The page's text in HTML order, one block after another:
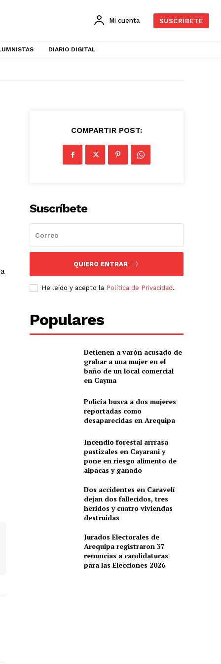
Mi cuenta SUSCRIBETE
DIARIO DIGITAL
COMPARTIR POST:
Suscríbete
QUIERO ENTRAR
He leído y acepto la Política de Privacidad .
Populares
Detienen a varón acusado de
grabar a una mujer en el
baño de un local comercial
en Cayma
Policía busca a dos mujeres
reportadas como
desaparecidas en Arequipa
Incendio forestal arrrasa
pastizales en Cayarani y
pone en riesgo alimento de
alpacas y ganado
Dos accidentes en Caravelí
dejan dos fallecidos, tres
heridos y cuatro viviendas
destruidas
Jurados Electorales de
Arequipa registraron 37
renuncias a candidaturas
para las Elecciones 2026